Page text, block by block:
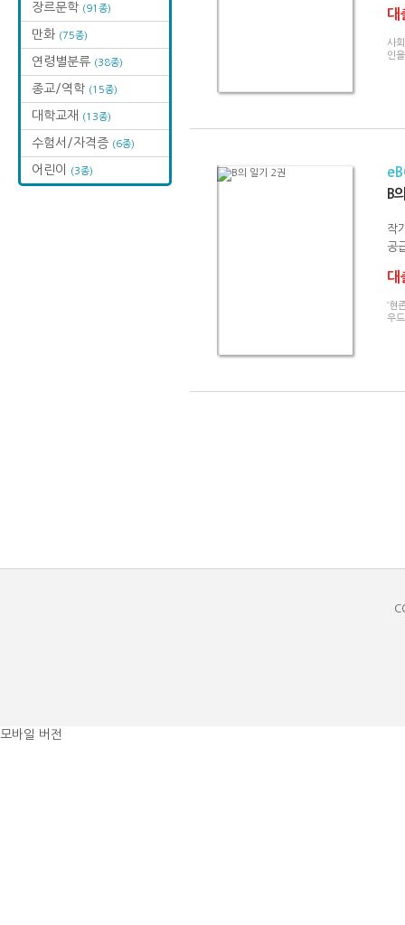
장르문학 (91종)
만화 (75종)
연령별분류 (38종)
종교/역학 (15종)
대학교재 (13종)
수험서/자격증 (6종)
어린이 (3종)
대
사
인
B
작
공
대
‘현
우
모바일 버전